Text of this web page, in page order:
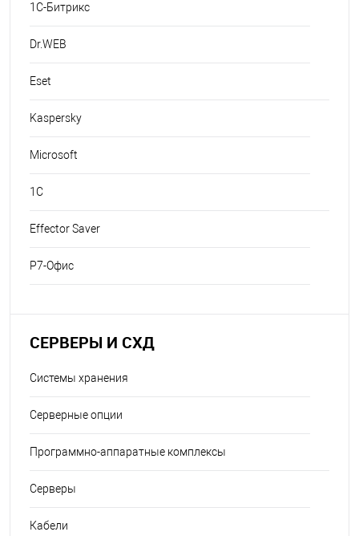
1С-Битрикс
Dr.WEB
Eset
Kaspersky
Microsoft
1C
Effector Saver
Р7-Офис
СЕРВЕРЫ И СХД
Системы хранения
Серверные опции
Программно-аппаратные комплексы
Серверы
Кабели